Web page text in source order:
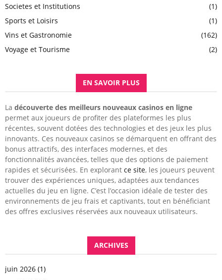
Societes et Institutions
(1)
Sports et Loisirs
(1)
Vins et Gastronomie
(162)
Voyage et Tourisme
(2)
EN SAVOIR PLUS
La découverte des meilleurs nouveaux casinos en ligne
permet aux joueurs de profiter des plateformes les plus
récentes, souvent dotées des technologies et des jeux les plus
innovants. Ces nouveaux casinos se démarquent en offrant des
bonus attractifs, des interfaces modernes, et des
fonctionnalités avancées, telles que des options de paiement
rapides et sécurisées. En explorant ce site, les joueurs peuvent
trouver des expériences uniques, adaptées aux tendances
actuelles du jeu en ligne. C’est l’occasion idéale de tester des
environnements de jeu frais et captivants, tout en bénéficiant
des offres exclusives réservées aux nouveaux utilisateurs.
ARCHIVES
juin 2026 (1)